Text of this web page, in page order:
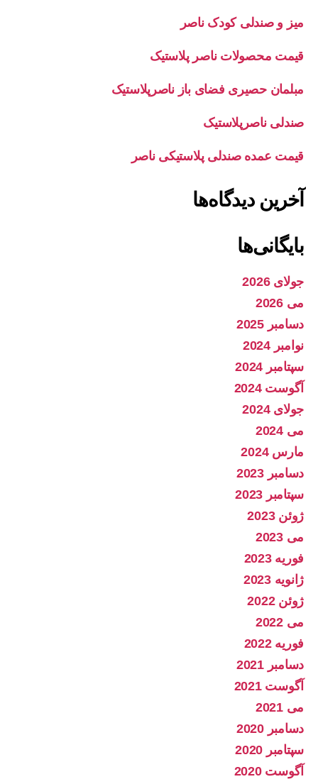
میز و صندلی کودک ناصر
قیمت محصولات ناصر پلاستیک
مبلمان حصیری فضای باز ناصرپلاستیک
صندلی ناصرپلاستیک
قیمت عمده صندلی پلاستیکی ناصر
آخرین دیدگاه‌ها
بایگانی‌ها
جولای 2026
می 2026
دسامبر 2025
نوامبر 2024
سپتامبر 2024
آگوست 2024
جولای 2024
می 2024
مارس 2024
دسامبر 2023
سپتامبر 2023
ژوئن 2023
می 2023
فوریه 2023
ژانویه 2023
ژوئن 2022
می 2022
فوریه 2022
دسامبر 2021
آگوست 2021
می 2021
دسامبر 2020
سپتامبر 2020
آگوست 2020